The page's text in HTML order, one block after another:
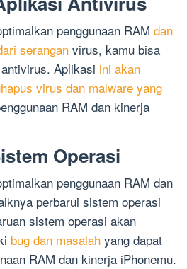
penggunaan RAM dan
serangan virus, kamu bisa
Aplikasi ini akan
virus dan malware yang
RAM dan kinerja
Operasi
penggunaan RAM dan
perbarui sistem operasi
sistem operasi akan
bug dan masalah yang dapat
RAM dan kinerja iPhonemu.